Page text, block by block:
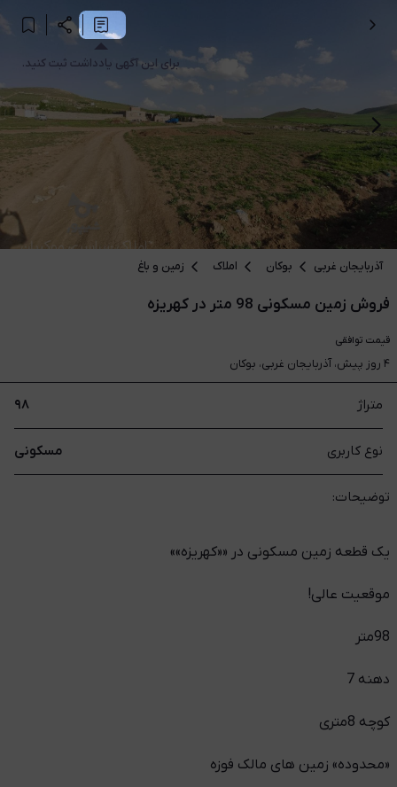
آذربایجان غربی بوکان املاک زمین و باغ
فروش زمین مسکونی 98 متر در کهریزه
قیمت توافقی
۴ روز پیش، آذربایجان غربی، بوکان
متراژ ۹۸
نوع کاربری مسکونی
توضیحات:
یک قطعه زمین مسکونی در ««کهریزه»»
موقعیت عالی!
98متر
دهنه 7
کوچه 8متری
«محدوده» زمین های مالک فوزه
برای این آگهی یادداشت ثبت کنید.